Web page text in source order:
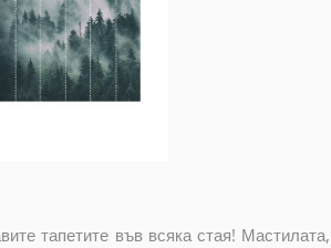
тапетите във всяка стая! Мастилата,